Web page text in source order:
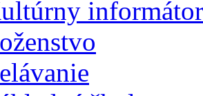
informátor